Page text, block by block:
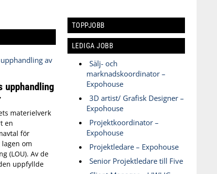
upphandling
materielverk
en
för
om
(LOU). Av de
uppfyllde
TOPPJOBB
LEDIGA JOBB
Sälj- och
marknadskoordinator –
Expohouse
3D artist/ Grafisk Designer –
Expohouse
Projektkoordinator –
Expohouse
Projektledare – Expohouse
Senior Projektledare till Five